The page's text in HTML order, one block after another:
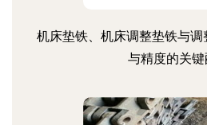
机床垫铁、机床调整垫铁与
与精度的关